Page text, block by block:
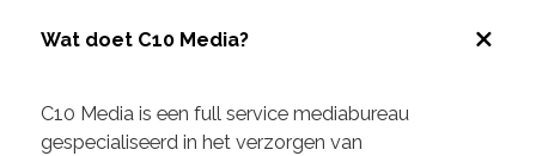
Wat doet C10 Media?
C10 Media is een full service mediabureau
gespecialiseerd in het verzorgen van